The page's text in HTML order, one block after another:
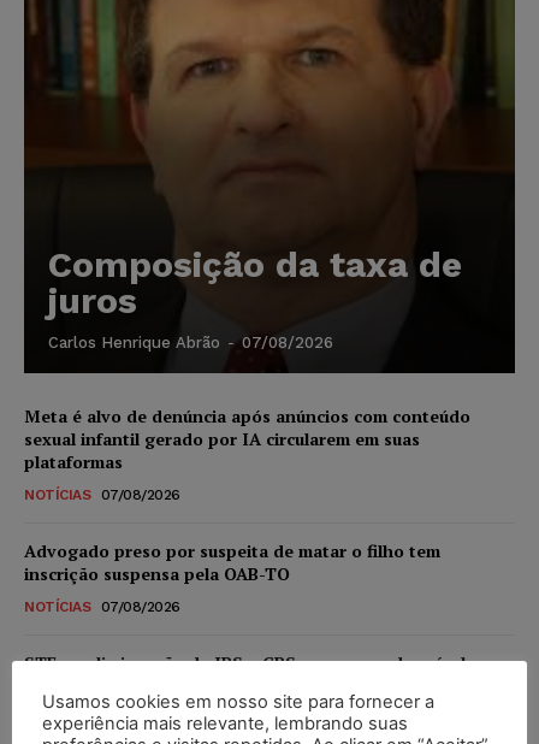
Composição da taxa de
juros
Carlos Henrique Abrão - 07/08/2026
Meta é alvo de denúncia após anúncios com conteúdo
sexual infantil gerado por IA circularem em suas
plataformas
NOTÍCIAS 07/08/2026
Advogado preso por suspeita de matar o filho tem
inscrição suspensa pela OAB-TO
NOTÍCIAS 07/08/2026
STF amplia isenção de IBS e CBS na compra de veículos
níveis
Usamos cookies em nosso site para fornecer a
experiência mais relevante, lembrando suas